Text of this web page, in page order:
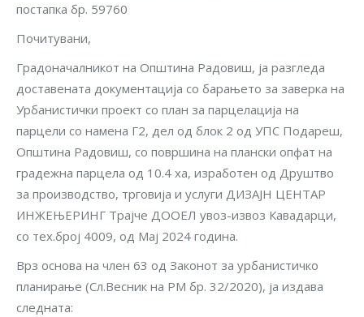
постапка бр. 59760
Почитувани,
Градоначалникот на Општина Радовиш, ја разгледа
доставената дoкументација со барањето за заверка на
Урбанистички проект со план за парцелација на
парцели со намена Г2, дел од блок 2 од УПС Подареш,
Општина Радовиш, со површина на плански опфат на
градежна парцела од 10.4 ха, изработен од Друштво
за производство, трговија и услуги ДИЗАЈН ЦЕНТАР
ИНЖЕЊЕРИНГ Трајче ДООЕЛ увоз-извоз Кавадарци,
со тех.број 4009, од Мај 2024 година.
Врз основа на член 63 од Законот за урбанистичко
планирање (Сл.Весник на РМ бр. 32/2020), ја издава
следната: